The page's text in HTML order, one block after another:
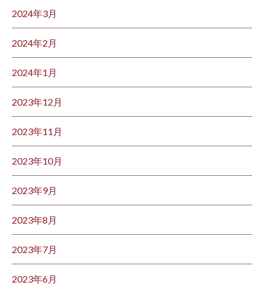
2024年3月
2024年2月
2024年1月
2023年12月
2023年11月
2023年10月
2023年9月
2023年8月
2023年7月
2023年6月